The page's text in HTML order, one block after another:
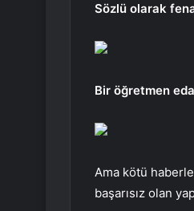
Sözlü olarak
Bir öğretmen
Ama kötü
başarısız olan